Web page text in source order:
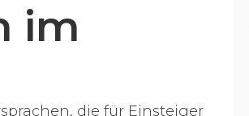
im
die für Einsteiger